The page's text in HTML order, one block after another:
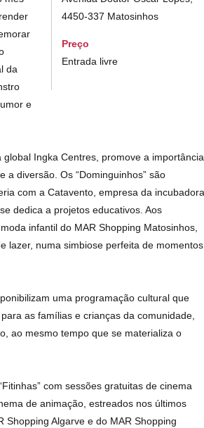
4450-337 Matosinhos
Preço
Entrada livre
da
e
Ingka Centres, promove a importância
a diversão. Os “Dominguinhos” são
com a Catavento, empresa da incubadora
dedica a projetos educativos. Aos
infantil do MAR Shopping Matosinhos,
lazer, numa simbiose perfeita de momentos
uma programação cultural que
as famílias e crianças da comunidade,
ao mesmo tempo que se materializa o
com sessões gratuitas de cinema
de animação, estreados nos últimos
Shopping Algarve e do MAR Shopping